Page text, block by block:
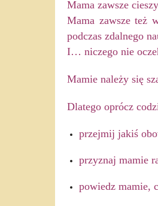
Mama zawsze
Mama zawsze też
podczas zdalnego
I… niczego nie
Mamie należy się
Dlatego oprócz
przejmij jakiś
przyznaj mamie
powiedz mamie,